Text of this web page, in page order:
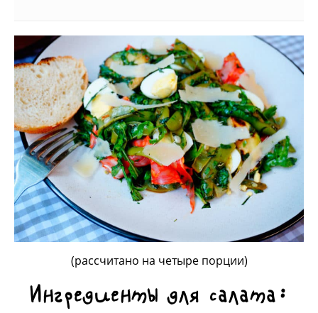
(рассчитано на четыре порции)
Ингредиенты для салата: